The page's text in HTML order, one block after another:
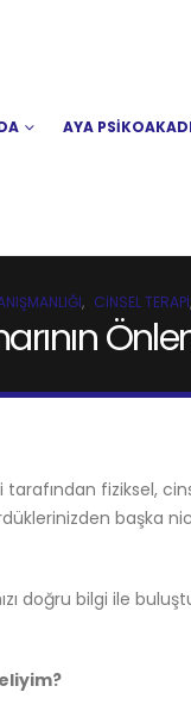
AYA
, CINSEL TERAPI,
fiziksel,
başka
doğru bilgi ile